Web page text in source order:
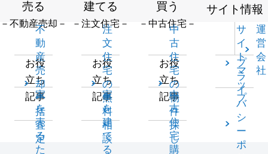
売る
－不動産売却－
不
動
産
売
却
一
括
査
定
お役
立ち
記事
家
を
売
る
た
建てる
－注文住宅－
注
文
住
宅
の
無
料
相
談
お役
立ち
記事
家
を
建
て
る
買う
－中古住宅－
中
古
住
宅
の
物
件
探
し
お役
立ち
記事
中
古
住
宅
購
サイト情報
サ
イ
ト
マ
ッ
プ
運
営
会
社
プ
ラ
イ
バ
シ
ー
ポ